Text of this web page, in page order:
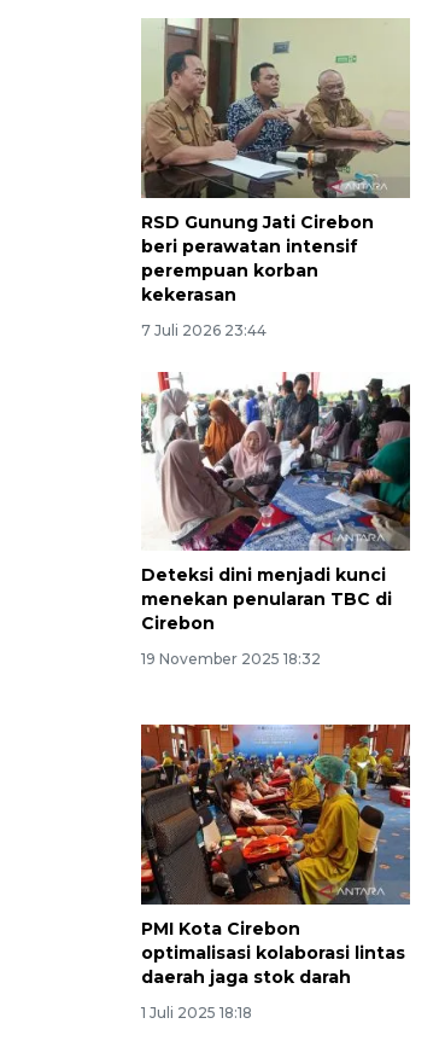
RSD Gunung Jati Cirebon
beri perawatan intensif
perempuan korban
kekerasan
7 Juli 2026 23:44
Deteksi dini menjadi kunci
menekan penularan TBC di
Cirebon
19 November 2025 18:32
PMI Kota Cirebon
optimalisasi kolaborasi lintas
daerah jaga stok darah
1 Juli 2025 18:18